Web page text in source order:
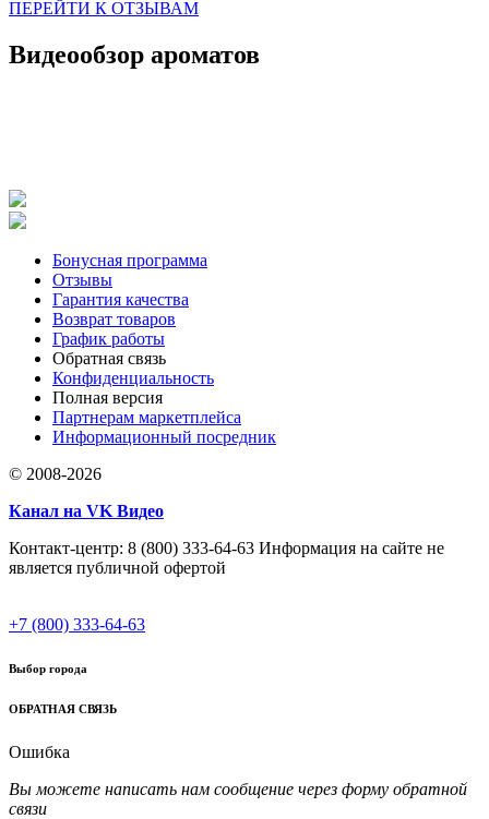
ПЕРЕЙТИ К ОТЗЫВАМ
Видеообзор ароматов
Бонусная программа
Отзывы
Гарантия качества
Возврат товаров
График работы
Обратная связь
Конфиденциальность
Полная версия
Партнерам маркетплейса
Информационный посредник
© 2008-2026
Канал на VK Видео
Контакт-центр: 8 (800) 333-64-63 Информация на сайте не
является публичной офертой
+7 (800) 333-64-63
Выбор города
ОБРАТНАЯ СВЯЗЬ
Ошибка
Вы можете написать нам сообщение через форму обратной
связи